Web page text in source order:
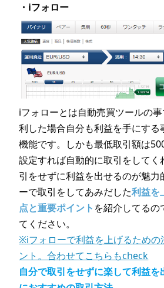
・iフォロー
iフォローとは自動売買ツールの
利した場合自分も利益を手にする
機能です。しかも最低取引額は
設定すれば自動的に取引をしてく
引をせずに利益を出せるのが魅力
ーで取引をしてあみだした利益を
点と重要ポイント を紹介してるの
てください。
※iフォローで利益を上げるための
ント。合わせてこちらもcheck
自分で取引をせずに楽して利益